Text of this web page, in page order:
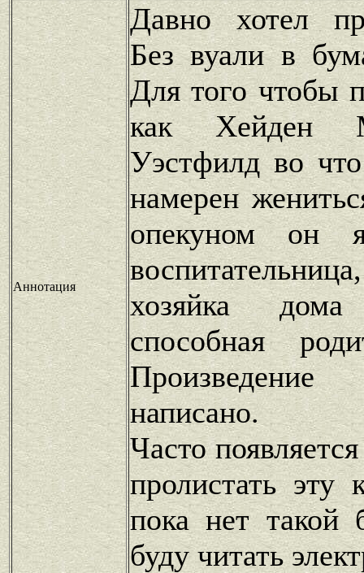
Аннотация
Давно хотел
Без вуали в
Для того чтобы
как Хейден
Уэстфилд во
намерен
опекуном он
хозяйка
способная
написано.
Часто
пролистать эту
пока нет такой
буду читать